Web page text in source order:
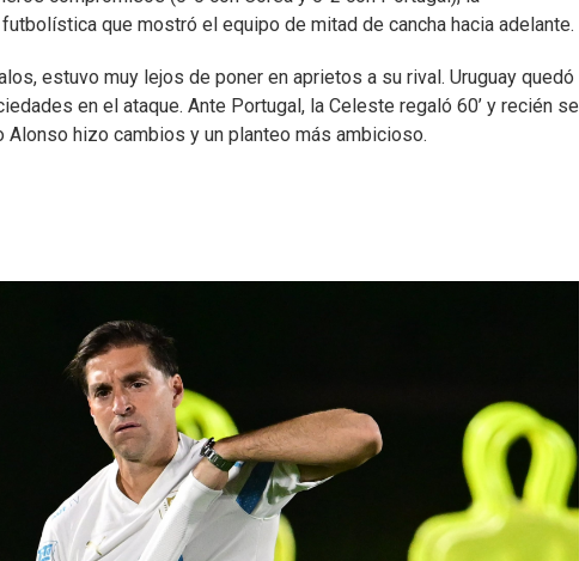
que mostró el equipo de mitad de cancha hacia adelante.
estuvo muy lejos de poner en aprietos a su rival. Uruguay quedó
en el ataque. Ante Portugal, la Celeste regaló 60’ y recién se
hizo cambios y un planteo más ambicioso.